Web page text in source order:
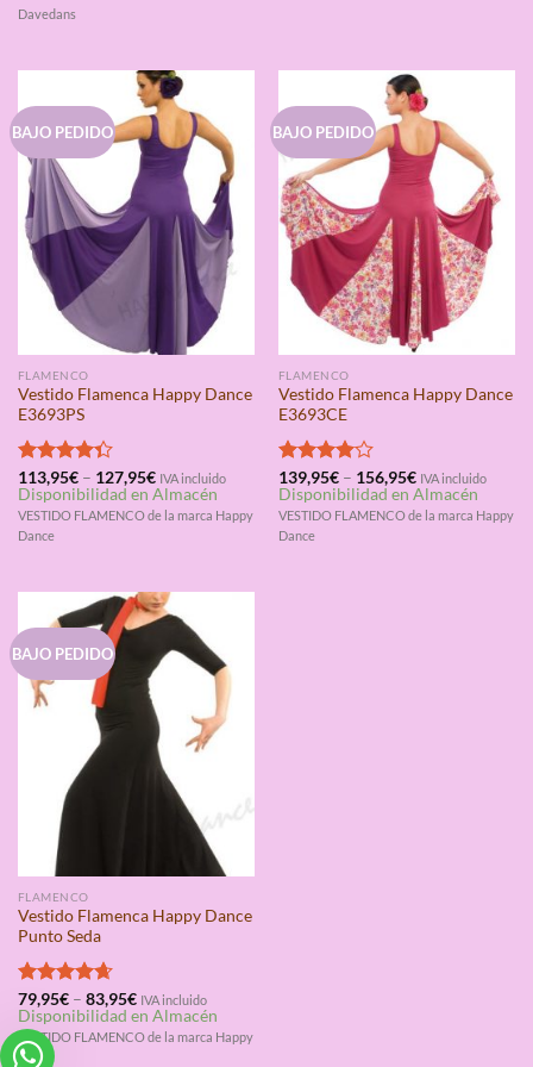
Davedans
BAJO PEDIDO
FLAMENCO
Vestido Flamenca Happy Dance
E3693PS
Valorado
con4.33
de 5
113,95€– 127,95€ IVA incluido
Disponibilidad en Almacén
VESTIDO FLAMENCO de la marca Happy
Dance
BAJO PEDIDO
FLAMENCO
Vestido Flamenca Happy Dance
E3693CE
Valorado
con4.00
de 5
139,95€– 156,95€ IVA incluido
Disponibilidad en Almacén
VESTIDO FLAMENCO de la marca Happy
Dance
BAJO PEDIDO
FLAMENCO
Vestido Flamenca Happy Dance
Punto Seda
Valorado
con4.67
de 5
79,95€– 83,95€ IVA incluido
Disponibilidad en Almacén
VESTIDO FLAMENCO de la marca Happy
Dance